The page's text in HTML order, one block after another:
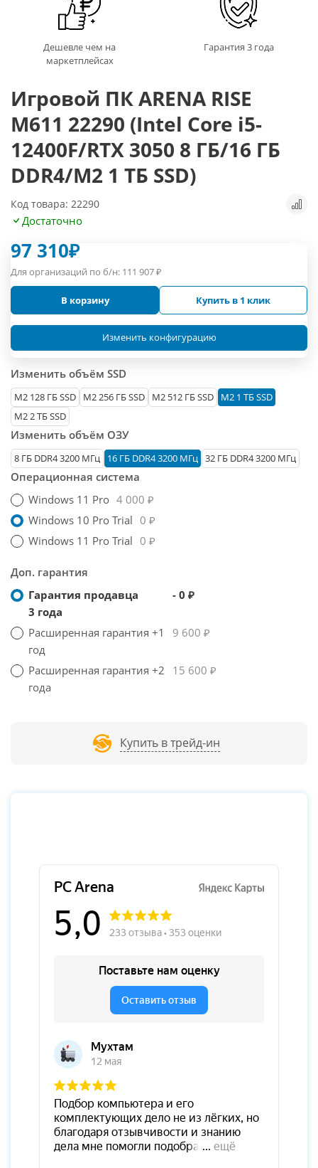
Дешевле чем на
маркетплейсах
Гарантия 3 года
Игровой ПК ARENA RISE
M611 22290 (Intel Core i5-
12400F/RTX 3050 8 ГБ/16 ГБ
DDR4/M2 1 ТБ SSD)
Код товара: 22290
Достаточно
97 310₽
Для организаций по б/н: 111 907₽
В корзину Купить в 1 клик
Изменить конфигурацию
Изменить объём SSD
М2 128 ГБ SSD M2 256 ГБ SSD M2 512 ГБ SSD
M2 1 ТБ SSD
M2 2 ТБ SSD
Изменить объём ОЗУ
8 ГБ DDR4 3200 МГц 16 ГБ DDR4 3200 МГц 32 ГБ DDR4 3200 МГц
Операционная система
Windows 11 Pro 4 000 ₽
Windows 10 Pro Trial 0 ₽
Windows 11 Pro Trial 0 ₽
Доп. гарантия
Гарантия продавца
3 года
- 0 ₽
Расширенная гарантия +1
год
9 600 ₽
Расширенная гарантия +2
года
15 600 ₽
Купить в трейд-ин